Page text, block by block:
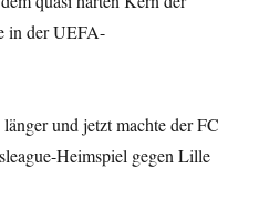
in der UEFA-
und jetzt machte der FC
Heimspiel gegen Lille